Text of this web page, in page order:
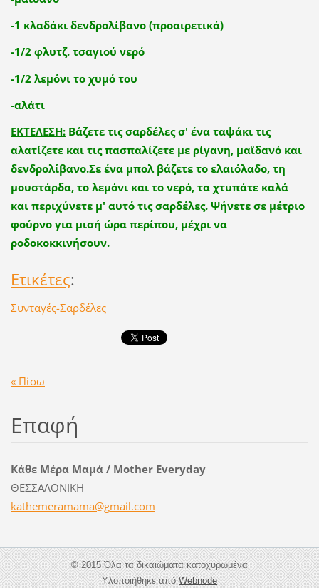
-1 κλαδάκι δενδρολίβανο (προαιρετικά)
-1/2 φλυτζ. τσαγιού νερό
-1/2 λεμόνι το χυμό του
-αλάτι
ΕΚΤΕΛΕΣΗ:Βάζετε τις σαρδέλες σ' ένα ταψάκι τις
αλατίζετε και τις πασπαλίζετε με ρίγανη, μαϊδανό και
δενδρολίβανο.Σε ένα μπολ βάζετε το ελαιόλαδο, τη
μουστάρδα, το λεμόνι και το νερό, τα χτυπάτε καλά
και περιχύνετε μ' αυτό τις σαρδέλες. Ψήνετε σε μέτριο
φούρνο για μισή ώρα περίπου, μέχρι να
ροδοκοκκινήσουν.
Ετικέτες:
Συνταγές-Σαρδέλες
« Πίσω
Επαφή
Κάθε Μέρα Μαμά / Mother Everyday
ΘΕΣΣΑΛΟΝΙΚΗ
kathemeramama@gmail.com
© 2015 Όλα τα δικαιώματα κατοχυρωμένα
Υλοποιήθηκε απόWebnode